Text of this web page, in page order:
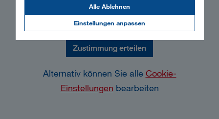
Einstellungen anpassen
Alle Ablehnen
bitte die funktionalen Cookies. Weitere
Informationen finden Sie auf unserer Website.
Zustimmung erteilen
Alternativ können Sie alle Cookie-
Einstellungen bearbeiten